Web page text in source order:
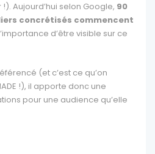
Aujourd’hui selon Google, 90
concrétisés commencent
d’être visible sur ce
(et c’est ce qu’on
!), il apporte donc une
pour une audience qu’elle